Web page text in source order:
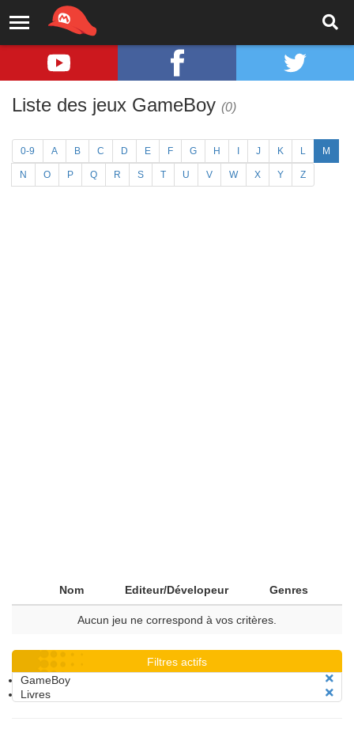
Liste des jeux GameBoy (0)
0-9 A B C D E F G H J K L M
N O P Q R S T U V W X Y Z
Nom Editeur/Dévelopeur Genres
Aucun jeu ne correspond à vos critères.
Filtres actifs
GameBoy
Livres